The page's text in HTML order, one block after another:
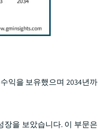
익을 보유했으며 2034년까
장을 보았습니다. 이 부문은